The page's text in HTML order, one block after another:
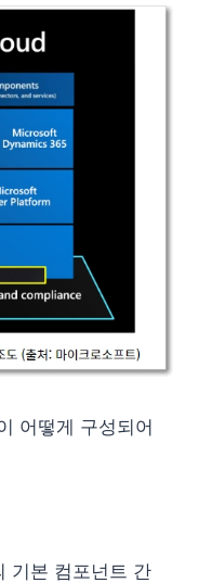
어떻게 구성되어
기본 컴포넌트 간